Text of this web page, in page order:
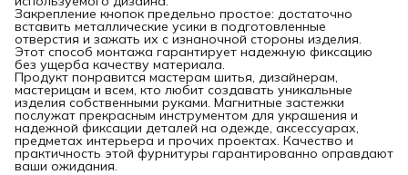
Закрепление кнопок предельно простое: достаточно
вставить металлические усики в подготовленные
отверстия и зажать их с изнаночной стороны изделия.
Этот способ монтажа гарантирует надежную фиксацию
без ущерба качеству материала.
Продукт понравится мастерам шитья, дизайнерам,
мастерицам и всем, кто любит создавать уникальные
изделия собственными руками. Магнитные застежки
послужат прекрасным инструментом для украшения и
надежной фиксации деталей на одежде, аксессуарах,
предметах интерьера и прочих проектах. Качество и
практичность этой фурнитуры гарантированно оправдают
ваши ожидания.